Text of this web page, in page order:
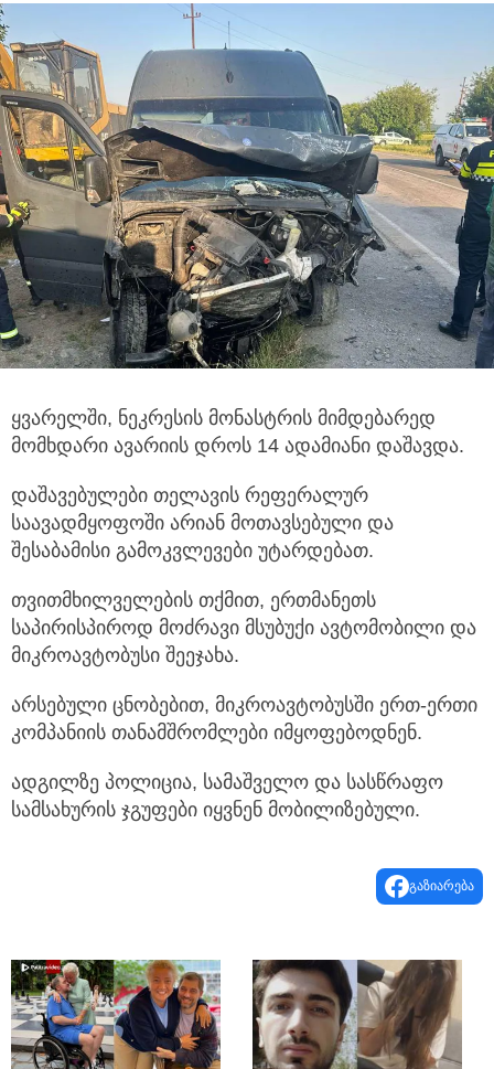
ყვარელში, ნეკრესის მონასტრის მიმდებარედ
მომხდარი ავარიის დროს 14 ადამიანი დაშავდა.
დაშავებულები თელავის რეფერალურ
საავადმყოფოში არიან მოთავსებული და
შესაბამისი გამოკვლევები უტარდებათ.
თვითმხილველების თქმით, ერთმანეთს
საპირისპიროდ მოძრავი მსუბუქი ავტომობილი და
მიკროავტობუსი შეეჯახა.
არსებული ცნობებით, მიკროავტობუსში ერთ-ერთი
კომპანიის თანამშრომლები იმყოფებოდნენ.
ადგილზე პოლიცია, სამაშველო და სასწრაფო
სამსახურის ჯგუფები იყვნენ მობილიზებული.
გაზიარება